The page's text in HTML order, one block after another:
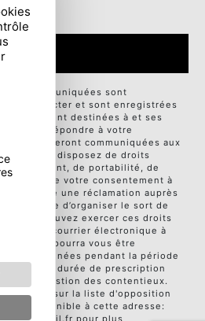
**
ENVOYER
communiquées sont
contacter et sont enregistrées
Elles sont destinées à et ses
but de répondre à votre
seront communiquées aux
. Vous disposez de droits
d’effacement, de portabilité, de
retrait de votre consentement à
une réclamation auprès
ainsi que d’organiser le sort de
Vous pouvez exercer ces droits
ou par courrier électronique à
pourra vous être
vos données pendant la période
la durée de prescription
et de gestion des contentieux.
inscrire sur la liste d'opposition
disponible à cette adresse:
le site cnil.fr pour plus